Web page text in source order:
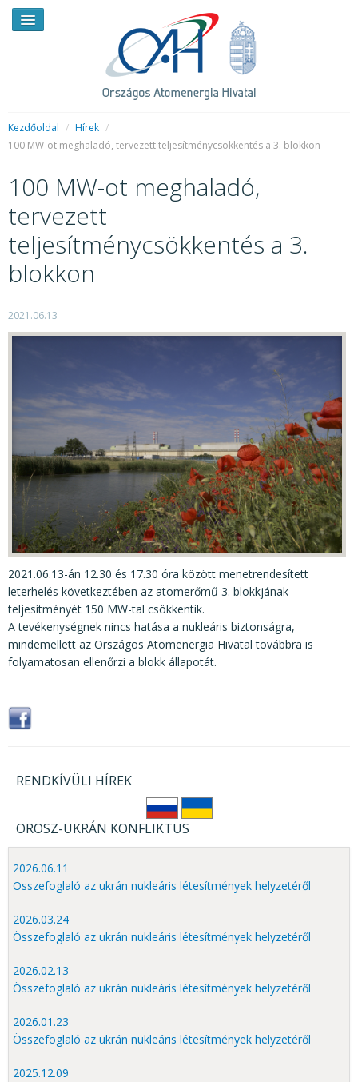
RENDKÍVÜLI HÍREK
SAJTÓSZOBA
HIRDETMÉNYEK
JOGI SZABÁLYOZÁS, ÚTMUTATÓK
KIADVÁNYOK, JELENTÉSEK
NYOMTATVÁNYOK, SZOFTVEREK
E-ÜGYINTÉZÉS
Kezdőoldal / Hírek /
100 MW-ot meghaladó, tervezett teljesítménycsökkentés a 3. blokkon
100 MW-ot meghaladó,
tervezett
teljesítménycsökkentés a 3.
blokkon
2021.06.13
2021.06.13-án 12.30 és 17.30 óra között menetrendesített
leterhelés következtében az atomerőmű 3. blokkjának
teljesítményét 150 MW-tal csökkentik.
A tevékenységnek nincs hatása a nukleáris biztonságra,
mindemellett az Országos Atomenergia Hivatal továbbra is
folyamatosan ellenőrzi a blokk állapotát.
RENDKÍVÜLI HÍREK
OROSZ-UKRÁN KONFLIKTUS
2026.06.11
Összefoglaló az ukrán nukleáris létesítmények helyzetéről
2026.03.24
Összefoglaló az ukrán nukleáris létesítmények helyzetéről
2026.02.13
Összefoglaló az ukrán nukleáris létesítmények helyzetéről
2026.01.23
Összefoglaló az ukrán nukleáris létesítmények helyzetéről
2025.12.09